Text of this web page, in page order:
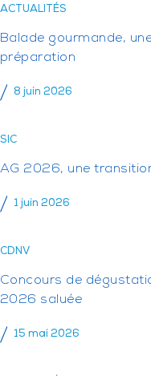
ACTUALITÉS
Balade gourmande,
préparation
8 juin 2026
SIC
AG 2026, une
1 juin 2026
CDNV
Concours de
2026 saluée
15 mai 2026